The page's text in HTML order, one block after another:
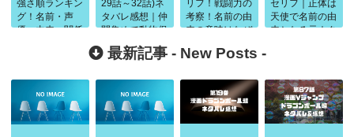
強さ順ランキン
グ！名前・声
優・由来・関係
29話～32話)ネ
タバレ感想｜仲
間集めで動物保
護官の17号や
フリーザも！
リフ！戦闘力の
考察！名前の由
来の意味はなぜ
セリフ｜正体は
天使で名前の由
来となる元ネタ
最新記事 - New Posts -